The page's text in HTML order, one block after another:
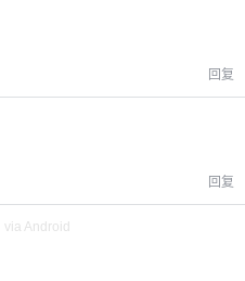
回复
回复
via Android